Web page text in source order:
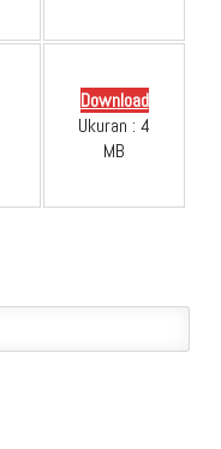
Download
Ukuran : 4
MB